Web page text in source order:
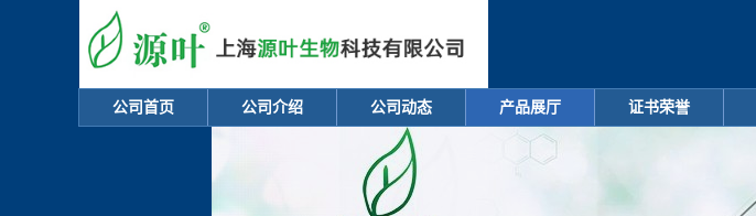
公司首页 公司介绍 公司动态 产品展厅 证书荣誉